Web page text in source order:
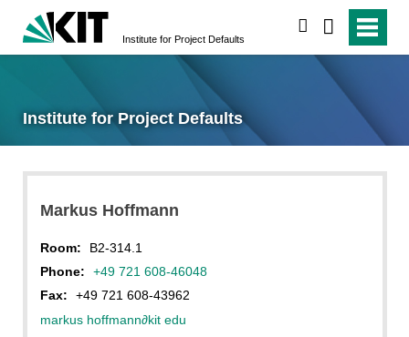
Institute for Project Defaults
Institute for Project Defaults
Markus Hoffmann
Room:
B2-314.1
Phone:
+49 721 608-46048
Fax:
+49 721 608-43962
markus hoffmann∂kit edu